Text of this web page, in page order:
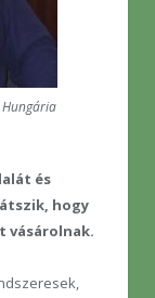
Hungária
és
hogy
vásárolnak.